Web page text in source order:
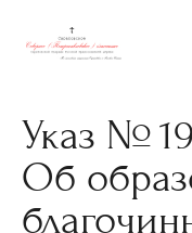
Указ №
Об